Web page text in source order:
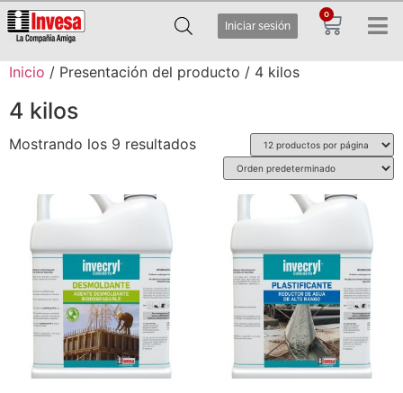
Iniciar sesión
0
Inicio / Presentación del producto / 4 kilos
4 kilos
Mostrando los 9 resultados